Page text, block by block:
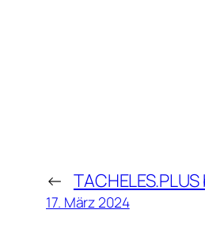
←
17. März 2024